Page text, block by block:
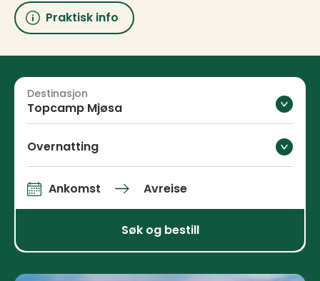
Praktisk info
Topcamp Mjøsa
Destinasjon
Overnatting
Ankomst og avreise
Ankomst Avreise
Søk og bestill